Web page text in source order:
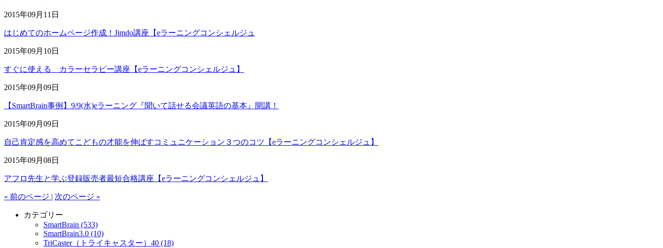
2015年09月11日
はじめてのホームページ作成！Jimdo講座【eラーニングコンシェルジュ
2015年09月10日
すぐに使える カラーセラピー講座【eラーニングコンシェルジュ】
2015年09月09日
【SmartBrain事例】9/9(水)eラーニング『聞いて話せる会議英語の基本』開講！
2015年09月09日
自己肯定感を高めてこどもの才能を伸ばすコミュニケーション３つのコツ【eラーニングコンシェルジュ】
2015年09月08日
アフロ先生と学ぶ登録販売者最短合格講座【eラーニングコンシェルジュ】
« 前のページ | 次のページ »
カテゴリー
SmartBrain (533)
SmartBrain3.0 (10)
TriCaster（トライキャスター）40 (18)